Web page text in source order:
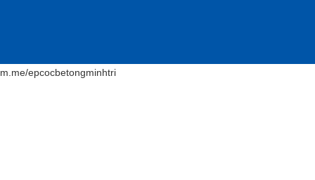
m.me/epcocbetongminhtri